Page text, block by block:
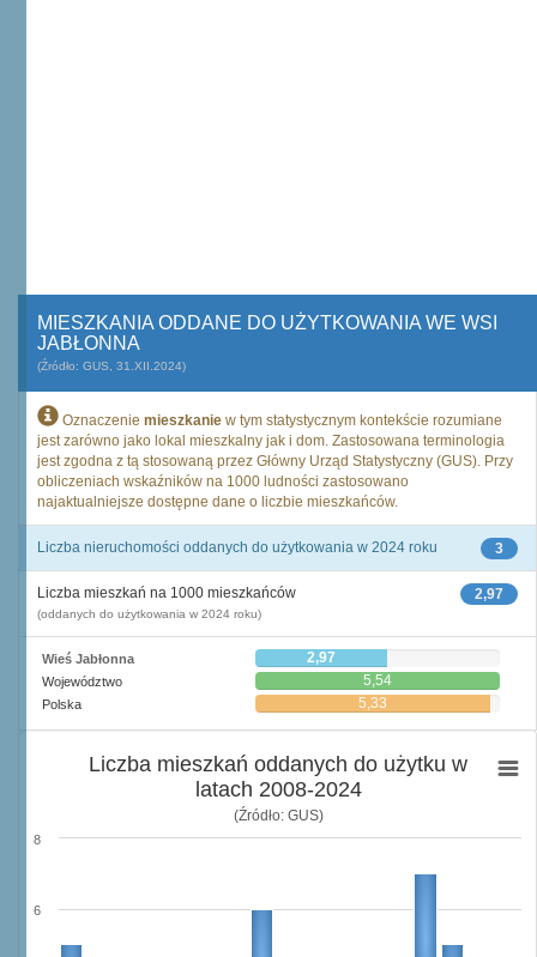
MIESZKANIA ODDANE DO UŻYTKOWANIA WE WSI
JABŁONNA
(Źródło: GUS, 31.XII.2024)
Oznaczenie mieszkanie w tym statystycznym kontekście rozumiane
jest zarówno jako lokal mieszkalny jak i dom. Zastosowana terminologia
jest zgodna z tą stosowaną przez Główny Urząd Statystyczny (GUS). Przy
obliczeniach wskaźników na 1000 ludności zastosowano
najaktualniejsze dostępne dane o liczbie mieszkańców.
3
Liczba nieruchomości oddanych do użytkowania w 2024 roku
2,97
Liczba mieszkań na 1000 mieszkańców
(oddanych do użytkowania w 2024 roku)
Wieś Jabłonna 2,97
Województwo 5,54
Polska 5,33
Liczba mieszkań oddanych do użytku w
latach 2008-2024
(Źródło: GUS)
6
8